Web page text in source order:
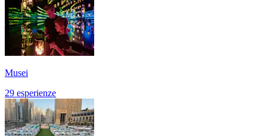
Musei
29 esperienze